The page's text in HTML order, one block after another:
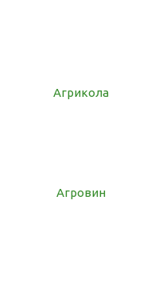
Агрикола
Агровин